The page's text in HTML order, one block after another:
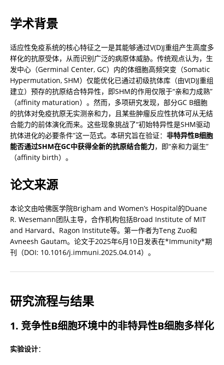
学术背景
适应性免疫系统的核心特征之一是其能够通过V(D)J重组产生高度多
样化的抗原受体，从而识别广泛的病原体威胁。传统观点认为，生
发中心（Germinal Center, GC）内的体细胞高频突变（Somatic
Hypermutation, SHM）仅能优化已通过初级抗体库（由V(D)J重组
建立）预存的抗原结合特异性，即SHM的作用仅限于“亲和力成熟”
（affinity maturation）。然而，多项研究发现，部分GC B细胞
的抗体对免疫抗原无实测亲和力，且某些肿瘤反应性抗体可从无结
合能力的前体演化而来。这些现象挑战了“初始特异性是SHM驱动
抗体进化的必要条件”这一范式。本研究旨在验证： 非特异性B细胞
能否通过SHM在GC中获得全新的抗原结合能力，即“亲和力诞生”
（affinity birth）。
论文来源
本论文由哈佛医学院Brigham and Women’s Hospital的Duane
R. Wesemann团队主导，合作机构包括Broad Institute of MIT
and Harvard、Ragon Institute等。第一作者为Teng Zuo和
Avneesh Gautam。论文于2025年6月10日发表在*Immunity*期
刊（DOI: 10.1016/j.immuni.2025.04.014）。
研究流程与结果
1. 竞争性B细胞环境中的非特异性B细胞多样化
实验设计：